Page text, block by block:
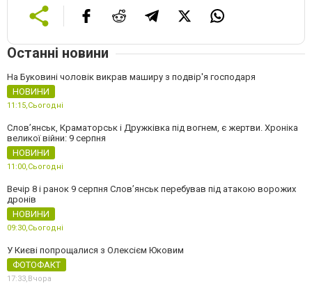
Останні новини
На Буковині чоловік викрав маширу з подвір'я господаря
НОВИНИ
11:15,Сьогодні
Слов’янськ, Краматорськ і Дружківка під вогнем, є жертви. Хроніка
великої війни: 9 серпня
НОВИНИ
11:00,Сьогодні
Вечір 8 і ранок 9 серпня Слов’янськ перебував під атакою ворожих
дронів
НОВИНИ
09:30,Сьогодні
У Києві попрощалися з Олексієм Юковим
ФОТОФАКТ
17:33,Вчора